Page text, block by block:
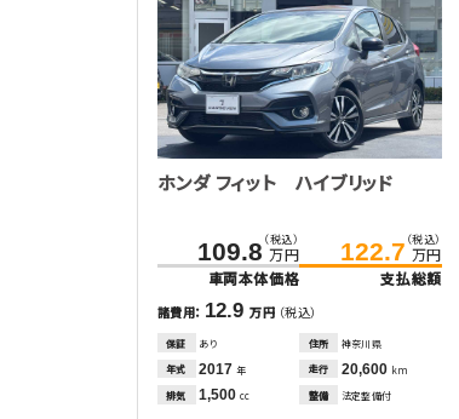
ホンダ フィット ハイブリッド
109.8 （税込）
万円
車両本体価格
122.7 （税込）
万円
支払総額
諸費用： 12.9 万円 （税込）
保証 あり 住所
神奈川県
年式
2017 年 走行 20,600 km
排気
1,500 cc 整備 法定整備付